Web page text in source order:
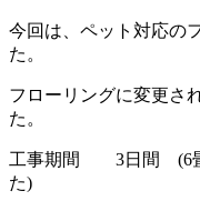
今回は、ペット対応の
た。
フローリングに変更さ
た。
工事期間 3日間 (6畳
た)